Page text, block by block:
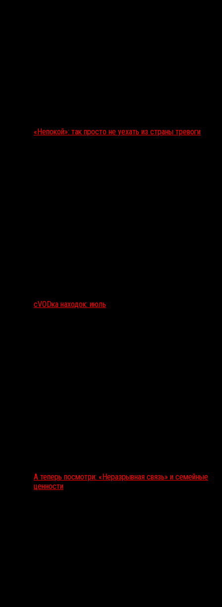
«Непокой»: так просто не уехать из страны тревоги
сVODка находок: июль
А теперь посмотри: «Неразрывная связь» и семейные
ценности